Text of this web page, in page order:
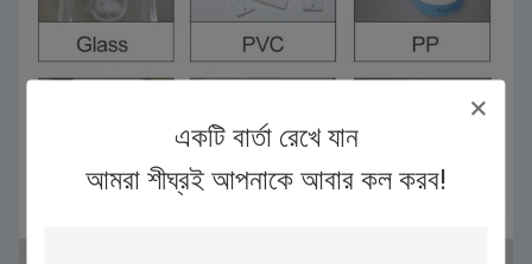
একটি বার্তা রেখে যান
আমরা শীঘ্রই আপনাকে আবার কল করব!